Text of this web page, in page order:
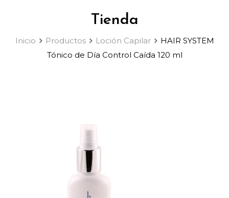
Tienda
Inicio Productos Loción Capilar
HAIR SYSTEM
Tónico de Día Control Caída 120 ml